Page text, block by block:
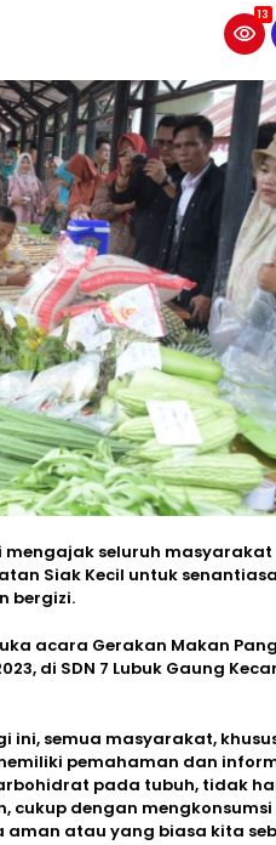
13
mengajak seluruh masyarakat
Siak Kecil untuk senantiasa
bergizi.
acara Gerakan Makan
di SDN 7 Lubuk Gaung
ini, semua masyarakat,
pemahaman dan
pada tubuh, tidak
cukup dengan
aman atau yang biasa kita